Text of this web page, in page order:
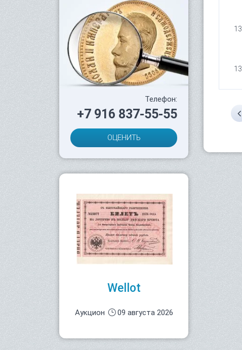
Телефон:
+7 916 837-55-55
ОЦЕНИТЬ
Wellot
Аукцион 09 августа 2026